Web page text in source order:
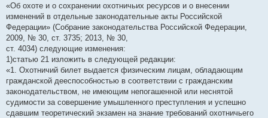
‎«Об охоте и о сохранении охотничьих ресурсов и о внесении
изменений в отдельные законодательные акты Российской
Федерации» (Собрание законодательства Российской Федерации,
2009, № 30, ст. 3735; 2013, № 30,
‎ст. 4034) следующие изменения:
1)статью 21 изложить в следующей редакции:
«1. Охотничий билет выдается физическим лицам, обладающим
гражданской дееспособностью в соответствии с гражданским
законодательством, не имеющим непогашенной или неснятой
судимости за совершение умышленного преступления и успешно
сдавшим теоретический экзамен на знание требований охотничьего